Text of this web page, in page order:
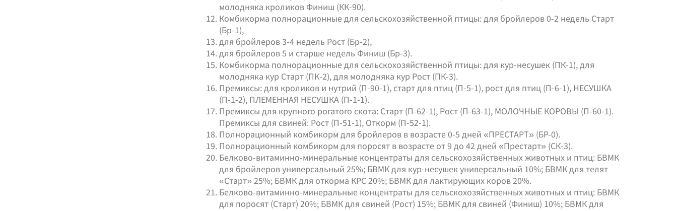
молодняка кроликов Финиш (КК-90).
Комбикорма полнорационные для сельскохозяйственной птицы: для бройлеров 0-2 недель Старт
(Бр-1),
для бройлеров 3-4 недель Рост (Бр-2),
для бройлеров 5 и старше недель Финиш (Бр-3).
Комбикорма полнорационные для сельскохозяйственной птицы: для кур-несушек (ПК-1), для
молодняка кур Старт (ПК-2), для молодняка кур Рост (ПК-3).
Премиксы: для кроликов и нутрий (П-90-1), старт для птиц (П-5-1), рост для птиц (П-6-1), НЕСУШКА
(П-1-2), ПЛЕМЕННАЯ НЕСУШКА (П-1-1).
Премиксы для крупного рогатого скота: Старт (П-62-1), Рост (П-63-1), МОЛОЧНЫЕ КОРОВЫ (П-60-1).
Премиксы для свиней: Рост (П-51-1), Откорм (П-52-1).
Полнорационный комбикорм для бройлеров в возрасте 0-5 дней «ПРЕСТАРТ» (БР-0).
Полнорационный комбикорм для поросят в возрасте от 9 до 42 дней «Престарт» (СК-3).
Белково-витаминно-минеральные концентраты для сельскохозяйственных животных и птиц: БВМК
для бройлеров универсальный 25%; БВМК для кур-несушек универсальный 10%; БВМК для телят
«Старт» 25%; БВМК для откорма КРС 20%; БВМК для лактирующих коров 20%.
Белково-витаминно-минеральные концентраты для сельскохозяйственных животных и птиц: БВМК
для поросят (Старт) 20%; БВМК для свиней (Рост) 15%; БВМК для свиней (Финиш) 10%; БВМК для